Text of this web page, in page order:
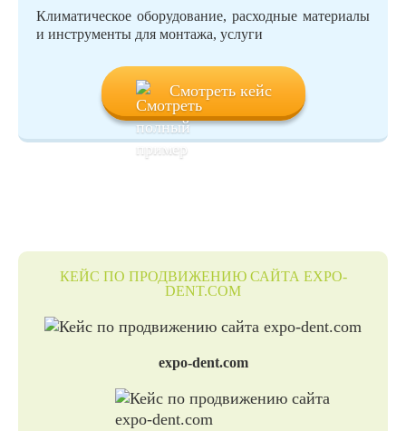
Климатическое оборудование, расходные материалы
и инструменты для монтажа, услуги
Смотреть кейс
КЕЙС ПО ПРОДВИЖЕНИЮ САЙТА EXPO-
DENT.COM
expo-dent.com